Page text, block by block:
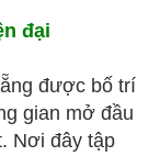
đại
được bố trí
gian mở đầu
Nơi đây tập